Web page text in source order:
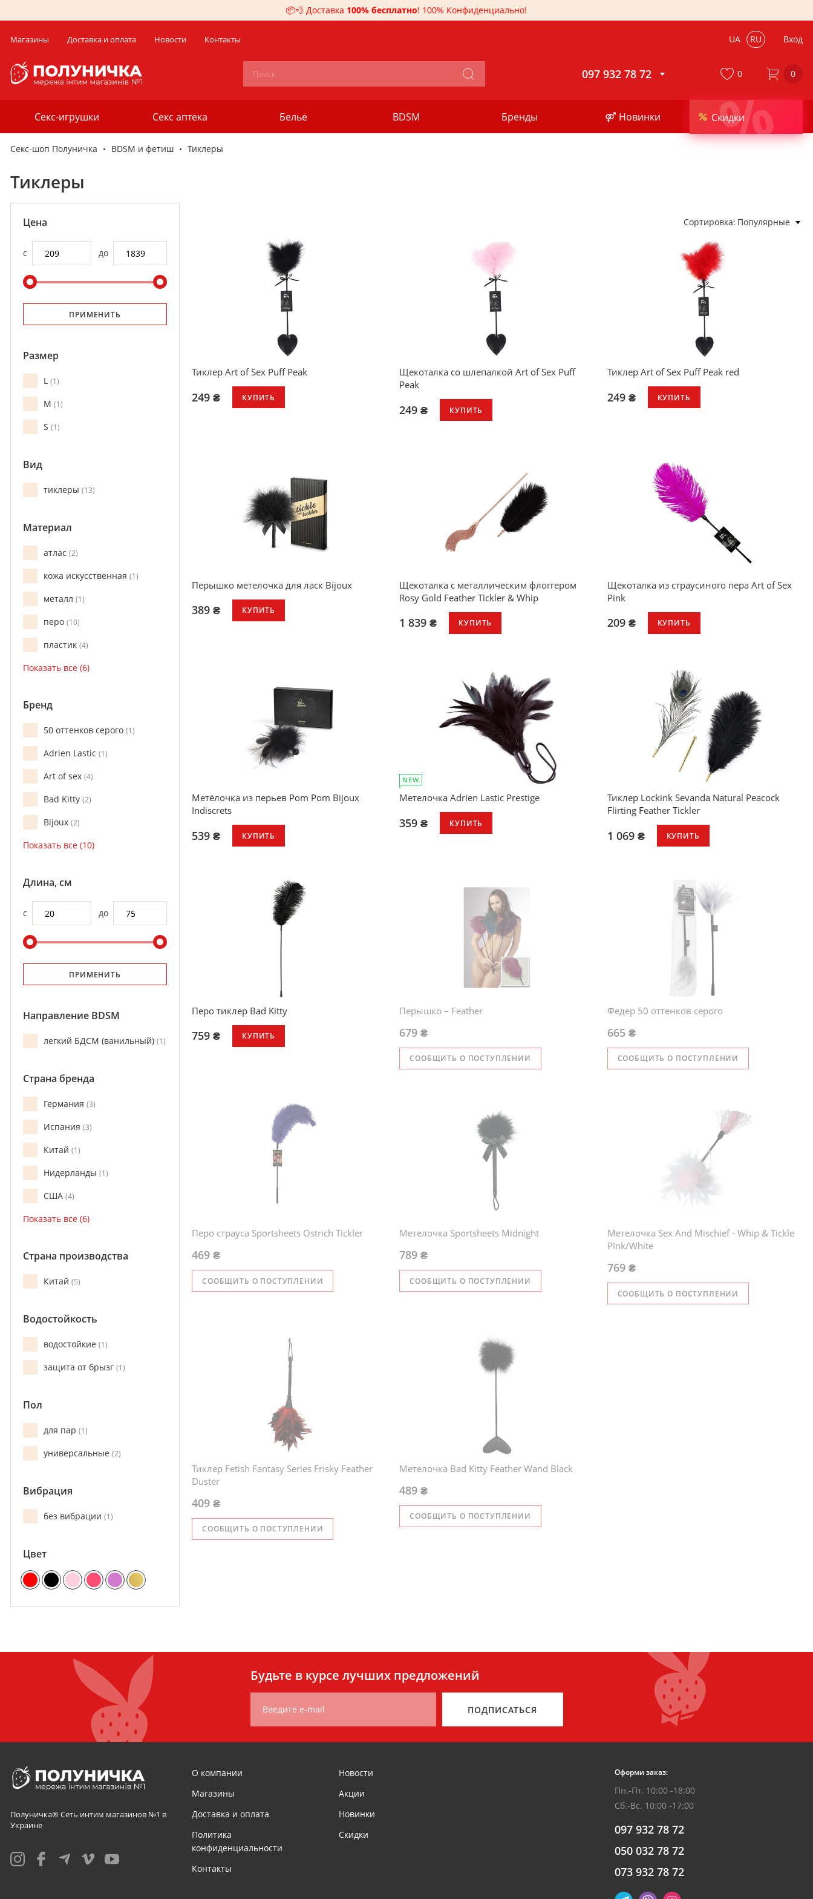
📦💨 Доставка 100% бесплатно! 100% Конфиденциально!
Магазины Доставка и оплата Новости Контакты UA RU Вход
097 932 78 72 0
Секс-игрушки Секс аптека Белье BDSM Бренды ⚤ Новинки %
Скидки
0
Секс-шоп Полуничка BDSM и фетиш Тиклеры
Тиклеры
Сортировка Популярные
Тиклер Art of Sex Puff Peak
249 ₴ КУПИТЬ
Щекоталка со шлепалкой Art of Sex Puff
Peak
249 ₴ КУПИТЬ
Тиклер Art of Sex Puff Peak red
249 ₴ КУПИТЬ
Перышко метелочка для ласк Bijoux
389 ₴ КУПИТЬ
Щекоталка с металлическим флоггером
Rosy Gold Feather Tickler & Whip
1 839 ₴ КУПИТЬ
Щекоталка из страусиного пера Art of Sex
Pink
209 ₴ КУПИТЬ
Метёлочка из перьев Pom Pom Bijoux
Indiscrets
539 ₴ КУПИТЬ
NEW
Метелочка Adrien Lastic Prestige
359 ₴ КУПИТЬ
Тиклер Lockink Sevanda Natural Peacock
Flirting Feather Tickler
1 069 ₴ КУПИТЬ
Перо тиклер Bad Kitty
759 ₴ КУПИТЬ
Перышко – Feather
СООБЩИТЬ О ПОСТУПЛЕНИИ
679 ₴
Федер 50 оттенков серого
СООБЩИТЬ О ПОСТУПЛЕНИИ
665 ₴
Перо страуса Sportsheets Ostrich Tickler
СООБЩИТЬ О ПОСТУПЛЕНИИ
469 ₴
Метелочка Sportsheets Midnight
СООБЩИТЬ О ПОСТУПЛЕНИИ
789 ₴
Метелочка Sex And Mischief - Whip & Tickle
Pink/White
СООБЩИТЬ О ПОСТУПЛЕНИИ
769 ₴
Тиклер Fetish Fantasy Series Frisky Feather
Duster
СООБЩИТЬ О ПОСТУПЛЕНИИ
409 ₴
Метелочка Bad Kitty Feather Wand Black
СООБЩИТЬ О ПОСТУПЛЕНИИ
489 ₴
Цена
с до
ПРИМЕНИТЬ
Размер
L 1
M 1
S 1
Вид
тиклеры 13
Материал
атлас 2
кожа искусственная 1
металл 1
перо 10
пластик 4
Бренд
50 оттенков серого 1
Adrien Lastic 1
Art of sex 4
Bad Kitty 2
Bijoux 2
Длина, см
с до
ПРИМЕНИТЬ
Направление BDSM
легкий БДСМ (ванильный) 1
Страна бренда
Германия 3
Испания 3
Китай 1
Нидерланды 1
США 4
Страна производства
Китай 5
Водостойкость
водостойкие 1
защита от брызг 1
Пол
для пар 1
универсальные 2
Вибрация
без вибрации 1
Цвет
Будьте в курсе лучших предложений
Введите e-mail ПОДПИСАТЬСЯ
Полуничка® Сеть интим магазинов №1 в
Украине
О компании
Магазины
Доставка и оплата
Политика
конфиденциальности
Контакты
Новости
Акции
Новинки
Скидки
Оформи заказ:
Пн.-Пт. 10:00 -18:00
Сб.-Вс. 10:00 -17:00
097 932 78 72
050 032 78 72
073 932 78 72